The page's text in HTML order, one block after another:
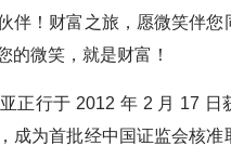
伴！财富之旅，愿微笑伴您
的微笑，就是财富！
正行于 2012 年 2 月 17 日
成为首批经中国证监会核准